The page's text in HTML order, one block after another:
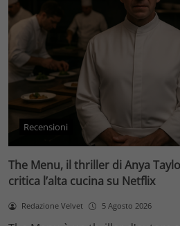
Recensioni
The Menu, il thriller di Anya
critica l’alta cucina su Netflix
Redazione Velvet 5 Agosto 2026